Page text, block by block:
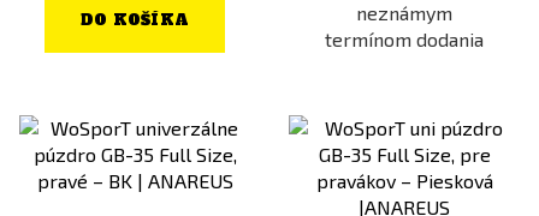
DO KOŠÍKA
neznámym
termínom dodania